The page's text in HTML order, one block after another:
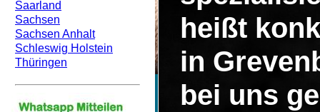
Saarland
Sachsen
Sachsen Anhalt
Schleswig Holstein
Thüringen
heißt
in
bei uns